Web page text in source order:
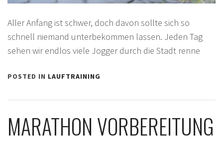
Aller Anfang ist schwer, doch davon sollte sich so
schnell niemand unterbekommen lassen. Jeden Tag
sehen wir endlos viele Jogger durch die Stadt renne
POSTED IN LAUFTRAINING
MARATHON VORBEREITUNG